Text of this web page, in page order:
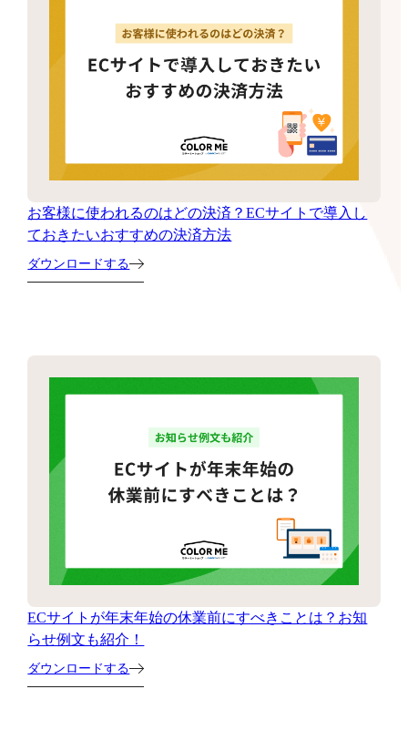
お客様に使われるのはどの決済？ECサイトで導入し
ておきたいおすすめの決済方法
ダウンロードする
ECサイトが年末年始の休業前にすべきことは？お知
らせ例文も紹介！
ダウンロードする